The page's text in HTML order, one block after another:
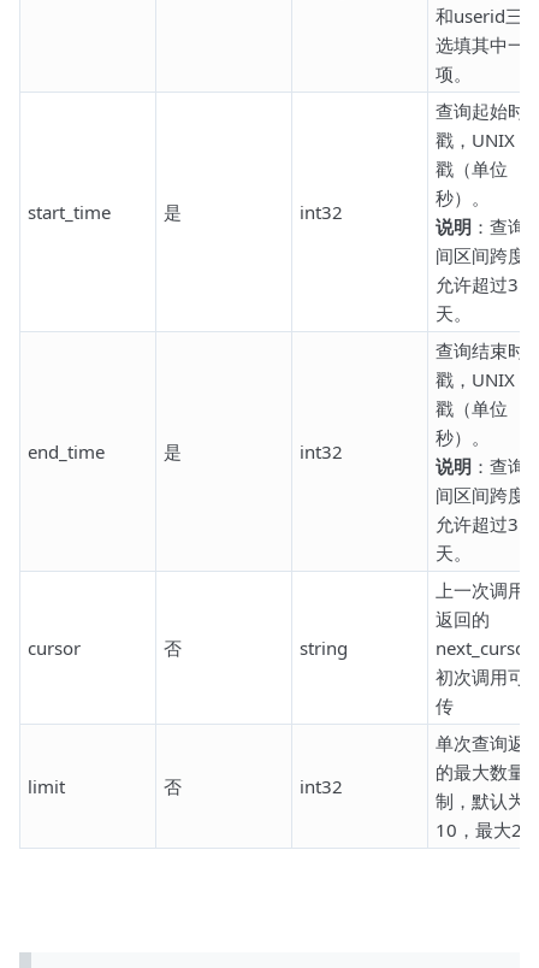
和userid三
选填其中一
项。
start_time 是 int32
查询起始时
戳，UNIX
戳（单位
秒）。
说明 ：查询
间区间跨度
允许超过31
天。
end_time 是 int32
查询结束时
戳，UNIX
戳（单位
秒）。
说明 ：查询
间区间跨度
允许超过31
天。
cursor 否 string
上一次调用
返回的
next_cursor
初次调用可
传
limit 否 int32
单次查询返
的最大数量
制，默认为
10，最大20